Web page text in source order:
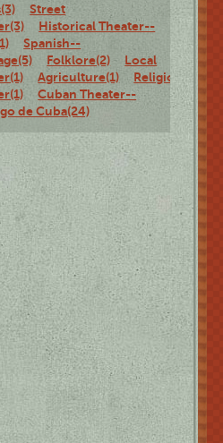
Street
Historical Theater--
Spanish--
Folklore(2)
Local
Agriculture(1)
Religious
Cuban Theater--
de Cuba(24)